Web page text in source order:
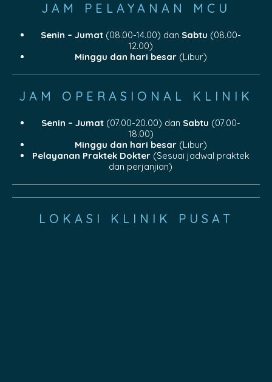
JAM PELAYANAN MCU
Senin – Jumat(08.00-14.00) dan Sabtu (08.00-
12.00)
Minggu dan hari besar(Libur)
JAM OPERASIONAL KLINIK
Senin – Jumat(07.00-20.00) dan Sabtu (07.00-
18.00)
Minggu dan hari besar(Libur)
Pelayanan Praktek Dokter(Sesuai jadwal praktek
dan perjanjian)
LOKASI KLINIK PUSAT